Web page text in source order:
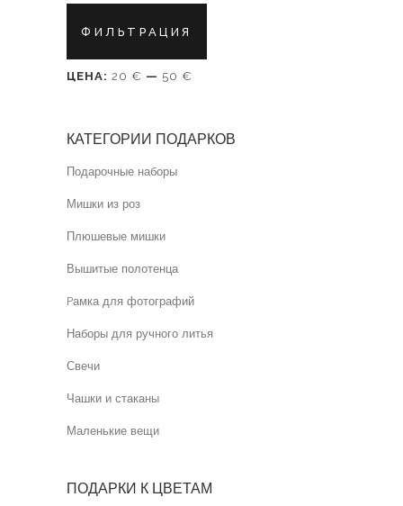
цена
ценаФИЛЬТРАЦИЯ
ЦЕНА: 20 € — 50 €
КАТЕГОРИИ ПОДАРКОВ
Подарочные наборы
Мишки из роз
Плюшевые мишки
Вышитые полотенца
Pамка для фотографий
Наборы для ручного литья
Свечи
Чашки и стаканы
Маленькие вещи
ПОДАРКИ К ЦВЕТАМ